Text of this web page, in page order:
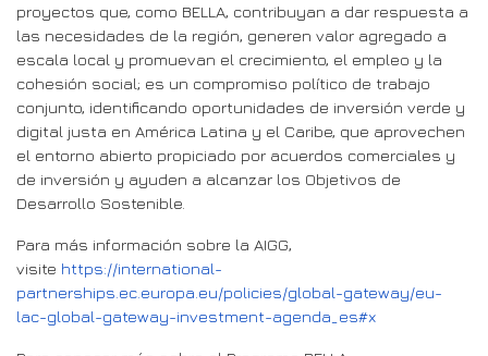
proyectos que, como BELLA, contribuyan a dar respuesta a
las necesidades de la región, generen valor agregado a
escala local y promuevan el crecimiento, el empleo y la
cohesión social; es un compromiso político de trabajo
conjunto, identificando oportunidades de inversión verde y
digital justa en América Latina y el Caribe, que aprovechen
el entorno abierto propiciado por acuerdos comerciales y
de inversión y ayuden a alcanzar los Objetivos de
Desarrollo Sostenible.
Para más información sobre la AIGG,
visite https://international-
partnerships.ec.europa.eu/policies/global-gateway/eu-
lac-global-gateway-investment-agenda_es#x